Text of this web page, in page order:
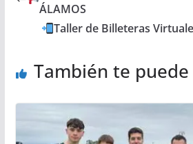
ÁLAMOS
Taller de Billeteras
También te